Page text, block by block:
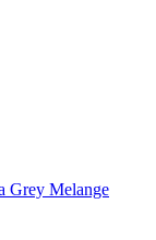
Grey Melange